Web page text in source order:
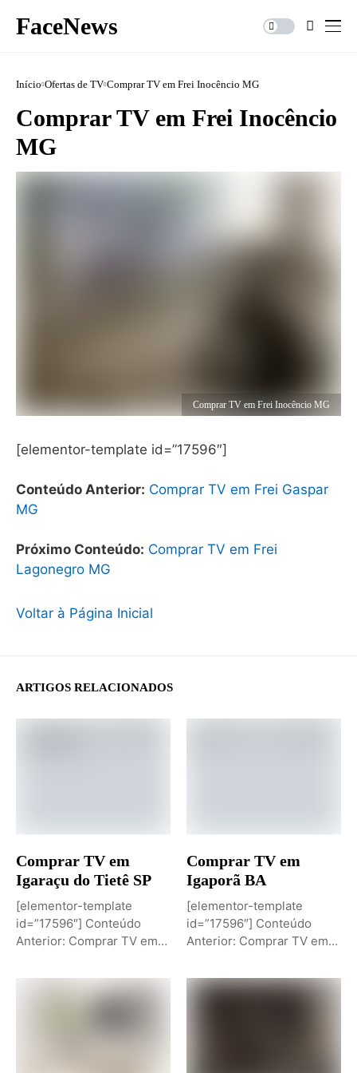
FaceNews
Início Ofertas de TV Comprar TV em Frei Inocêncio MG
Comprar TV em Frei Inocêncio
MG
Comprar TV em Frei Inocêncio MG
[elementor-template id=”17596″]
Conteúdo Anterior: Comprar TV em Frei Gaspar
MG
Próximo Conteúdo: Comprar TV em Frei
Lagonegro MG
Voltar à Página Inicial
ARTIGOS RELACIONADOS
Comprar TV em
Igaraçu do Tietê SP
[elementor-template
id=”17596″] Conteúdo
Anterior: Comprar TV em
Conteúdo: Sobremesa de...
Comprar TV em
Igaporã BA
[elementor-template
id=”17596″] Conteúdo
Anterior: Comprar TV em
Comprar TV...